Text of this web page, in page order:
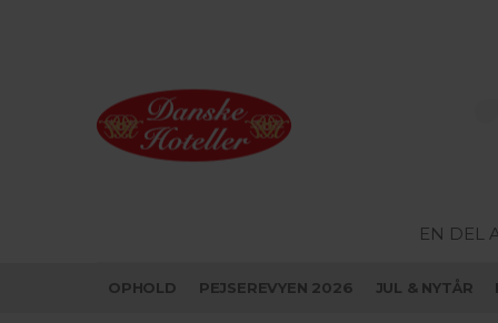
EN DEL
OPHOLD PEJSEREVYEN 2026 JUL & NYTÅR